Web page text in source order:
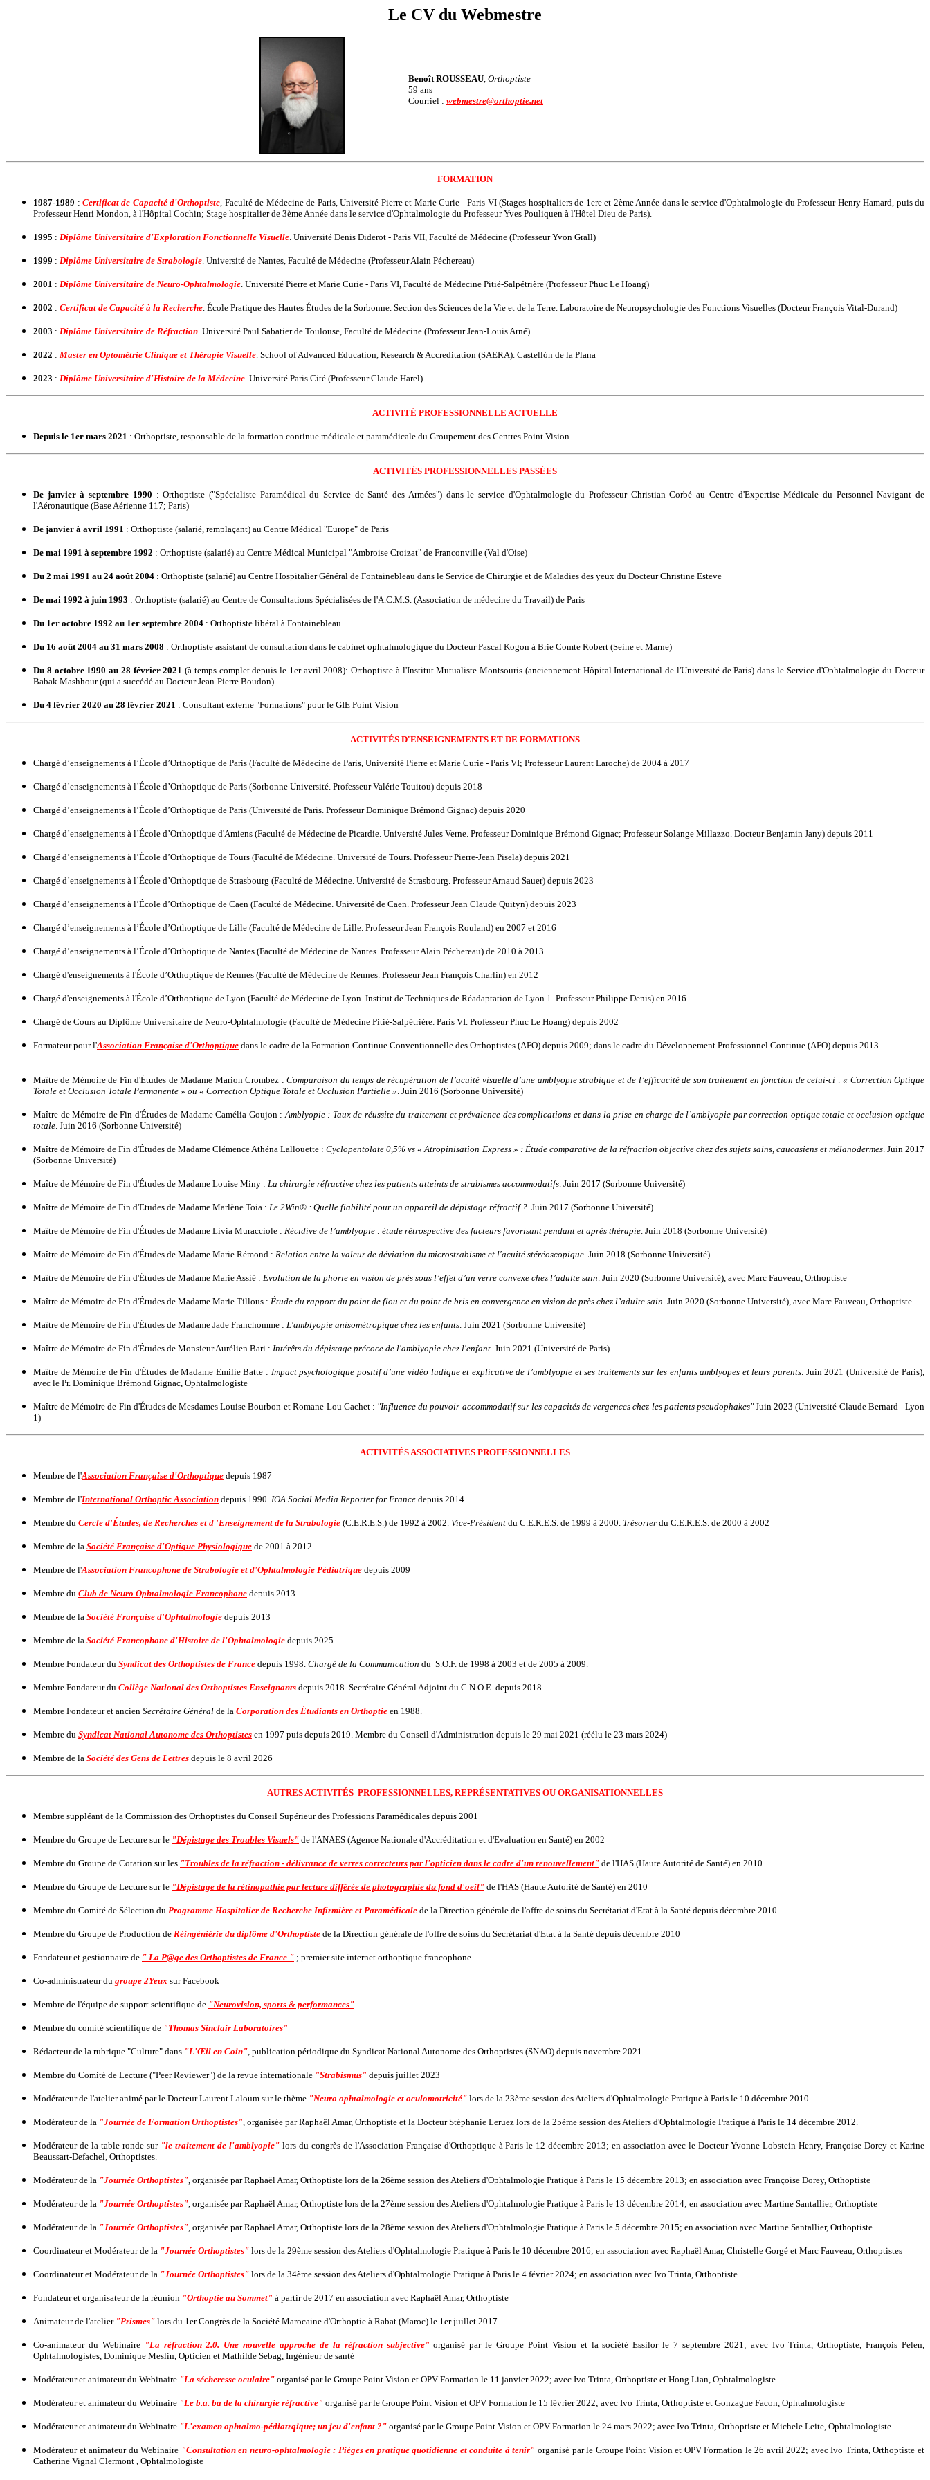
Le CV du Webmestre
Benoît ROUSSEAU, Orthoptiste
59 ans
Courriel : webmestre@orthoptie.net
FORMATION
1987-1989 : Certificat de Capacité d'Orthoptiste, Faculté de Médecine de Paris, Université Pierre et Marie Curie - Paris VI (Stages hospitaliers de 1ere et 2ème Année dans le service d'Ophtalmologie du Professeur Henry Hamard, puis du
Professeur Henri Mondon, à l'Hôpital Cochin; Stage hospitalier de 3ème Année dans le service d'Ophtalmologie du Professeur Yves Pouliquen à l'Hôtel Dieu de Paris).
1995 : Diplôme Universitaire d'Exploration Fonctionnelle Visuelle. Université Denis Diderot - Paris VII, Faculté de Médecine (Professeur Yvon Grall)
1999 : Diplôme Universitaire de Strabologie. Université de Nantes, Faculté de Médecine (Professeur Alain Péchereau)
2001 : Diplôme Universitaire de Neuro-Ophtalmologie. Université Pierre et Marie Curie - Paris VI, Faculté de Médecine Pitié-Salpétrière (Professeur Phuc Le Hoang)
2002 : Certificat de Capacité à la Recherche. École Pratique des Hautes Études de la Sorbonne. Section des Sciences de la Vie et de la Terre. Laboratoire de Neuropsychologie des Fonctions Visuelles (Docteur François Vital-Durand)
2003 : Diplôme Universitaire de Réfraction. Université Paul Sabatier de Toulouse, Faculté de Médecine (Professeur Jean-Louis Arné)
2022 : Master en Optométrie Clinique et Thérapie Visuelle. School of Advanced Education, Research & Accreditation (SAERA). Castellón de la Plana
2023 : Diplôme Universitaire d'Histoire de la Médecine. Université Paris Cité (Professeur Claude Harel)
ACTIVITÉ PROFESSIONNELLE ACTUELLE
Depuis le 1er mars 2021 : Orthoptiste, responsable de la formation continue médicale et paramédicale du Groupement des Centres Point Vision
ACTIVITÉS PROFESSIONNELLES PASSÉES
De janvier à septembre 1990 : Orthoptiste ("Spécialiste Paramédical du Service de Santé des Armées") dans le service d'Ophtalmologie du Professeur Christian Corbé au Centre d'Expertise Médicale du Personnel Navigant de
l'Aéronautique (Base Aérienne 117; Paris)
De janvier à avril 1991 : Orthoptiste (salarié, remplaçant) au Centre Médical "Europe" de Paris
De mai 1991 à septembre 1992 : Orthoptiste (salarié) au Centre Médical Municipal "Ambroise Croizat" de Franconville (Val d'Oise)
Du 2 mai 1991 au 24 août 2004 : Orthoptiste (salarié) au Centre Hospitalier Général de Fontainebleau dans le Service de Chirurgie et de Maladies des yeux du Docteur Christine Esteve
De mai 1992 à juin 1993 : Orthoptiste (salarié) au Centre de Consultations Spécialisées de l'A.C.M.S. (Association de médecine du Travail) de Paris
Du 1er octobre 1992 au 1er septembre 2004 : Orthoptiste libéral à Fontainebleau
Du 16 août 2004 au 31 mars 2008 : Orthoptiste assistant de consultation dans le cabinet ophtalmologique du Docteur Pascal Kogon à Brie Comte Robert (Seine et Marne)
Du 8 octobre 1990 au 28 février 2021(à temps complet depuis le 1er avril 2008): Orthoptiste à l'Institut Mutualiste Montsouris (anciennement Hôpital International de l'Université de Paris) dans le Service d'Ophtalmologie du Docteur
Babak Mashhour (qui a succédé au Docteur Jean-Pierre Boudon)
Du 4 février 2020 au 28 février 2021 : Consultant externe "Formations" pour le GIE Point Vision
ACTIVITÉS D'ENSEIGNEMENTS ET DE FORMATIONS
Chargé d’enseignements à l’École d’Orthoptique de Paris (Faculté de Médecine de Paris, Université Pierre et Marie Curie - Paris VI; Professeur Laurent Laroche) de 2004 à 2017
Chargé d’enseignements à l’École d’Orthoptique de Paris (Sorbonne Université. Professeur Valérie Touitou) depuis 2018
Chargé d’enseignements à l’École d’Orthoptique de Paris (Université de Paris. Professeur Dominique Brémond Gignac) depuis 2020
Chargé d’enseignements à l’École d’Orthoptique d'Amiens (Faculté de Médecine de Picardie. Université Jules Verne. Professeur Dominique Brémond Gignac; Professeur Solange Millazzo. Docteur Benjamin Jany) depuis 2011
Chargé d’enseignements à l’École d’Orthoptique de Tours (Faculté de Médecine. Université de Tours. Professeur Pierre-Jean Pisela) depuis 2021
Chargé d’enseignements à l’École d’Orthoptique de Strasbourg (Faculté de Médecine. Université de Strasbourg. Professeur Arnaud Sauer) depuis 2023
Chargé d’enseignements à l’École d’Orthoptique de Caen (Faculté de Médecine. Université de Caen. Professeur Jean Claude Quityn) depuis 2023
Chargé d’enseignements à l’École d’Orthoptique de Lille (Faculté de Médecine de Lille. Professeur Jean François Rouland) en 2007 et 2016
Chargé d’enseignements à l’École d’Orthoptique de Nantes (Faculté de Médecine de Nantes. Professeur Alain Péchereau) de 2010 à 2013
Chargé d'enseignements à l'École d’Orthoptique de Rennes (Faculté de Médecine de Rennes. Professeur Jean François Charlin) en 2012
Chargé d'enseignements à l'École d’Orthoptique de Lyon (Faculté de Médecine de Lyon. Institut de Techniques de Réadaptation de Lyon 1. Professeur Philippe Denis) en 2016
Chargé de Cours au Diplôme Universitaire de Neuro-Ophtalmologie (Faculté de Médecine Pitié-Salpétrière. Paris VI. Professeur Phuc Le Hoang) depuis 2002
Formateur pour l'Association Française d'Orthoptique dans le cadre de la Formation Continue Conventionnelle des Orthoptistes (AFO) depuis 2009; dans le cadre du Développement Professionnel Continue (AFO) depuis 2013
Maître de Mémoire de Fin d'Études de Madame Marion Crombez :Comparaison du temps de récupération de l’acuité visuelle d’une amblyopie strabique et de l’efficacité de son traitement en fonction de celui-ci : « Correction Optique
Totale et Occlusion Totale Permanente » ou « Correction Optique Totale et Occlusion Partielle ». Juin 2016 (Sorbonne Université)
Maître de Mémoire de Fin d'Études de Madame Camélia Goujon :Amblyopie : Taux de réussite du traitement et prévalence des complications et dans la prise en charge de l’amblyopie par correction optique totale et occlusion optique
totale. Juin 2016 (Sorbonne Université)
Maître de Mémoire de Fin d'Études de Madame Clémence Athéna Lallouette :Cyclopentolate 0,5% vs « Atropinisation Express » : Étude comparative de la réfraction objective chez des sujets sains, caucasiens et mélanodermes. Juin 2017
(Sorbonne Université)
Maître de Mémoire de Fin d'Études de Madame Louise Miny : La chirurgie réfractive chez les patients atteints de strabismes accommodatifs. Juin 2017 (Sorbonne Université)
Maître de Mémoire de Fin d'Etudes de Madame Marlène Toia : Le 2Win® : Quelle fiabilité pour un appareil de dépistage réfractif ?. Juin 2017 (Sorbonne Université)
Maître de Mémoire de Fin d'Études de Madame Livia Muracciole : Récidive de l’amblyopie : étude rétrospective des facteurs favorisant pendant et après thérapie. Juin 2018 (Sorbonne Université)
Maître de Mémoire de Fin d'Études de Madame Marie Rémond : Relation entre la valeur de déviation du microstrabisme et l'acuité stéréoscopique. Juin 2018 (Sorbonne Université)
Maître de Mémoire de Fin d'Études de Madame Marie Assié : Evolution de la phorie en vision de près sous l’effet d’un verre convexe chez l’adulte sain. Juin 2020 (Sorbonne Université), avec Marc Fauveau, Orthoptiste
Maître de Mémoire de Fin d'Études de Madame Marie Tillous : Étude du rapport du point de flou et du point de bris en convergence en vision de près chez l’adulte sain. Juin 2020 (Sorbonne Université), avec Marc Fauveau, Orthoptiste
Maître de Mémoire de Fin d'Études de Madame Jade Franchomme : L'amblyopie anisométropique chez les enfants. Juin 2021 (Sorbonne Université)
Maître de Mémoire de Fin d'Études de Monsieur Aurélien Bari : Intérêts du dépistage précoce de l'amblyopie chez l'enfant. Juin 2021 (Université de Paris)
Maître de Mémoire de Fin d'Études de Madame Emilie Batte : Impact psychologique positif d’une vidéo ludique et explicative de l’amblyopie et ses traitements sur les enfants amblyopes et leurs parents. Juin 2021 (Université de Paris),
avec le Pr. Dominique Brémond Gignac, Ophtalmologiste
Maître de Mémoire de Fin d'Études de Mesdames Louise Bourbon et Romane-Lou Gachet : "Influence du pouvoir accommodatif sur les capacités de vergences chez les patients pseudophakes"Juin 2023 (Université Claude Bernard - Lyon
1)
ACTIVITÉS ASSOCIATIVES PROFESSIONNELLES
Membre de l'Association Française d'Orthoptique depuis 1987
Membre de l'International Orthoptic Association depuis 1990. IOA Social Media Reporter for France depuis 2014
Membre du Cercle d'Études, de Recherches et d 'Enseignement de la Strabologie (C.E.R.E.S.) de 1992 à 2002. Vice-Président du C.E.R.E.S. de 1999 à 2000. Trésorier du C.E.R.E.S. de 2000 à 2002
Membre de la Société Française d'Optique Physiologique de 2001 à 2012
Membre de l'Association Francophone de Strabologie et d'Ophtalmologie Pédiatrique depuis 2009
Membre du Club de Neuro Ophtalmologie Francophone depuis 2013
Membre de la Société Française d'Ophtalmologie depuis 2013
Membre de la Société Francophone d'Histoire de l'Ophtalmologie depuis 2025
Membre Fondateur du Syndicat des Orthoptistes de France depuis 1998. Chargé de la Communication du S.O.F. de 1998 à 2003 et de 2005 à 2009.
Membre Fondateur du Collège National des Orthoptistes Enseignants depuis 2018. Secrétaire Général Adjoint du C.N.O.E. depuis 2018
Membre Fondateur et ancien Secrétaire Général de la Corporation des Étudiants en Orthoptie en 1988.
Membre du Syndicat National Autonome des Orthoptistes en 1997 puis depuis 2019. Membre du Conseil d'Administration depuis le 29 mai 2021 (réélu le 23 mars 2024)
Membre de la Société des Gens de Lettres depuis le 8 avril 2026
AUTRES ACTIVITÉS PROFESSIONNELLES, REPRÉSENTATIVES OU ORGANISATIONNELLES
Membre suppléant de la Commission des Orthoptistes du Conseil Supérieur des Professions Paramédicales depuis 2001
Membre du Groupe de Lecture sur le "Dépistage des Troubles Visuels" de l'ANAES (Agence Nationale d'Accréditation et d'Evaluation en Santé) en 2002
Membre du Groupe de Cotation sur les "Troubles de la réfraction - délivrance de verres correcteurs par l'opticien dans le cadre d'un renouvellement" de l'HAS (Haute Autorité de Santé) en 2010
Membre du Groupe de Lecture sur le "Dépistage de la rétinopathie par lecture différée de photographie du fond d'oeil" de l'HAS (Haute Autorité de Santé) en 2010
Membre du Comité de Sélection du Programme Hospitalier de Recherche Infirmière et Paramédicale de la Direction générale de l'offre de soins du Secrétariat d'Etat à la Santé depuis décembre 2010
Membre du Groupe de Production de Réingéniérie du diplôme d'Orthoptiste de la Direction générale de l'offre de soins du Secrétariat d'Etat à la Santé depuis décembre 2010
Fondateur et gestionnaire de " La P@ge des Orthoptistes de France " ; premier site internet orthoptique francophone
Co-administrateur du groupe 2Yeux sur Facebook
Membre de l'équipe de support scientifique de "Neurovision, sports & performances"
Membre du comité scientifique de "Thomas Sinclair Laboratoires"
Rédacteur de la rubrique "Culture" dans "L'Œil en Coin", publication périodique du Syndicat National Autonome des Orthoptistes (SNAO) depuis novembre 2021
Membre du Comité de Lecture ("Peer Reviewer") de la revue internationale "Strabismus" depuis juillet 2023
Modérateur de l'atelier animé par le Docteur Laurent Laloum sur le thème "Neuro ophtalmologie et oculomotricité" lors de la 23ème session des Ateliers d'Ophtalmologie Pratique à Paris le 10 décembre 2010
Modérateur de la "Journée de Formation Orthoptistes", organisée par Raphaël Amar, Orthoptiste et la Docteur Stéphanie Leruez lors de la 25ème session des Ateliers d'Ophtalmologie Pratique à Paris le 14 décembre 2012.
Modérateur de la table ronde sur "le traitement de l'amblyopie"lors du congrès de l'Association Française d'Orthoptique à Paris le 12 décembre 2013; en association avec le Docteur Yvonne Lobstein-Henry, Françoise Dorey et Karine
Beaussart-Defachel, Orthoptistes.
Modérateur de la "Journée Orthoptistes", organisée par Raphaël Amar, Orthoptiste lors de la 26ème session des Ateliers d'Ophtalmologie Pratique à Paris le 15 décembre 2013; en association avec Françoise Dorey, Orthoptiste
Modérateur de la "Journée Orthoptistes", organisée par Raphaël Amar, Orthoptiste lors de la 27ème session des Ateliers d'Ophtalmologie Pratique à Paris le 13 décembre 2014; en association avec Martine Santallier, Orthoptiste
Modérateur de la "Journée Orthoptistes", organisée par Raphaël Amar, Orthoptiste lors de la 28ème session des Ateliers d'Ophtalmologie Pratique à Paris le 5 décembre 2015; en association avec Martine Santallier, Orthoptiste
Coordinateur et Modérateur de la "Journée Orthoptistes" lors de la 29ème session des Ateliers d'Ophtalmologie Pratique à Paris le 10 décembre 2016; en association avec Raphaël Amar, Christelle Gorgé et Marc Fauveau, Orthoptistes
Coordinateur et Modérateur de la "Journée Orthoptistes" lors de la 34ème session des Ateliers d'Ophtalmologie Pratique à Paris le 4 février 2024; en association avec Ivo Trinta, Orthoptiste
Fondateur et organisateur de la réunion "Orthoptie au Sommet" à partir de 2017 en association avec Raphaël Amar, Orthoptiste
Animateur de l'atelier "Prismes" lors du 1er Congrès de la Société Marocaine d'Orthoptie à Rabat (Maroc) le 1er juillet 2017
Co-animateur du Webinaire "La réfraction 2.0. Une nouvelle approche de la réfraction subjective"organisé par le Groupe Point Vision et la société Essilor le 7 septembre 2021; avec Ivo Trinta, Orthoptiste, François Pelen,
Ophtalmologistes, Dominique Meslin, Opticien et Mathilde Sebag, Ingénieur de santé
Modérateur et animateur du Webinaire "La sécheresse oculaire" organisé par le Groupe Point Vision et OPV Formation le 11 janvier 2022; avec Ivo Trinta, Orthoptiste et Hong Lian, Ophtalmologiste
Modérateur et animateur du Webinaire "Le b.a. ba de la chirurgie réfractive" organisé par le Groupe Point Vision et OPV Formation le 15 février 2022; avec Ivo Trinta, Orthoptiste et Gonzague Facon, Ophtalmologiste
Modérateur et animateur du Webinaire "L'examen ophtalmo-pédiatrqique; un jeu d'enfant ?" organisé par le Groupe Point Vision et OPV Formation le 24 mars 2022; avec Ivo Trinta, Orthoptiste et Michele Leite, Ophtalmologiste
Modérateur et animateur du Webinaire "Consultation en neuro-ophtalmologie : Pièges en pratique quotidienne et conduite à tenir" organisé par le Groupe Point Vision et OPV Formation le 26 avril 2022; avec Ivo Trinta, Orthoptiste et
Catherine Vignal Clermont , Ophtalmologiste